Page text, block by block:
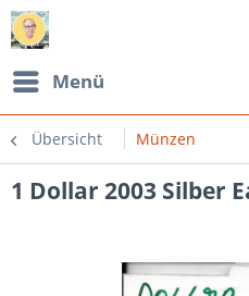
Menü
Übersicht Münzen
1 Dollar 2003 Silber